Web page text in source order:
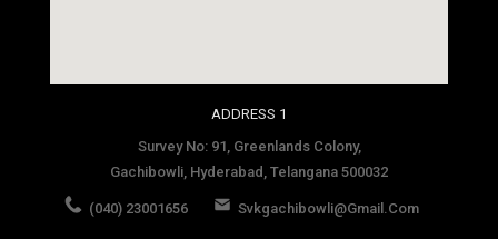
ADDRESS 1
Survey No: 91, Greenlands Colony,
Gachibowli, Hyderabad, Telangana 500032
(040) 23001656 Svkgachibowli@gmail.com